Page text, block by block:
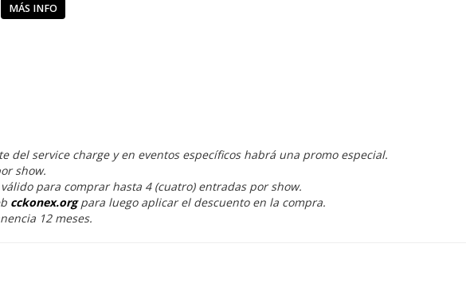
MÁS INFO
del service charge y en eventos específicos habrá una promo especial.
show.
para comprar hasta 4 (cuatro) entradas por show.
cckonex.org para luego aplicar el descuento en la compra.
12 meses.